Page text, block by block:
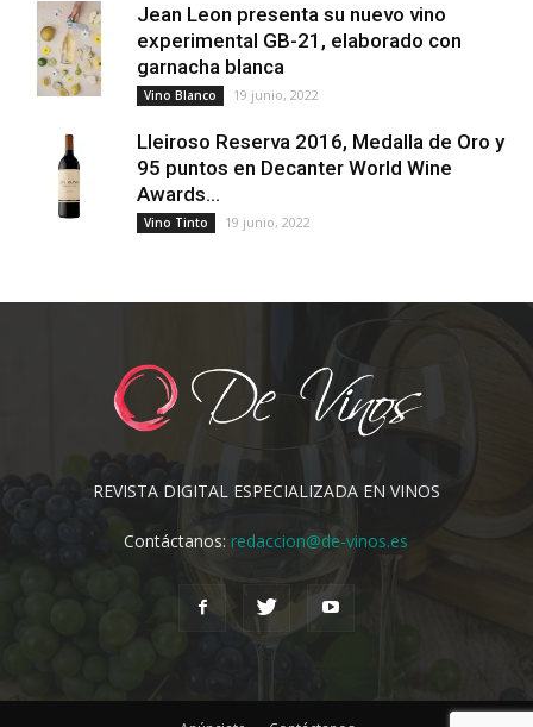
Jean Leon presenta su nuevo vino
experimental GB-21, elaborado con
garnacha blanca
Vino Blanco 19 junio, 2022
Lleiroso Reserva 2016, Medalla de Oro y
95 puntos en Decanter World Wine
Awards...
Vino Tinto 19 junio, 2022
REVISTA DIGITAL ESPECIALIZADA EN VINOS
Contáctanos:redaccion@de-vinos.es